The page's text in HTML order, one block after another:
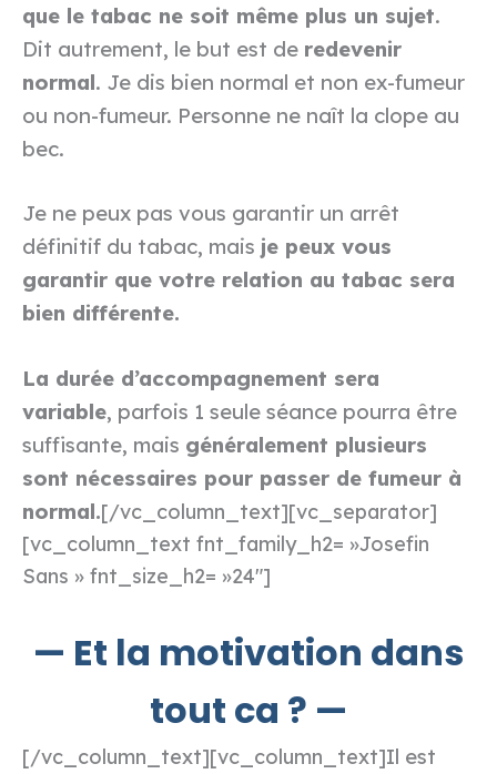
que le tabac ne soit même plus un sujet.
Dit autrement, le but est de redevenir
normal. Je dis bien normal et non ex-fumeur
ou non-fumeur. Personne ne naît la clope au
bec.
Je ne peux pas vous garantir un arrêt
définitif du tabac, mais je peux vous
garantir que votre relation au tabac sera
bien différente.
La durée d’accompagnement sera
variable, parfois 1 seule séance pourra être
suffisante, mais généralement plusieurs
sont nécessaires pour passer de fumeur à
normal.[/vc_column_text][vc_separator]
[vc_column_text fnt_family_h2= »Josefin
Sans » fnt_size_h2= »24″]
— Et la motivation dans
tout ca ? —
[/vc_column_text][vc_column_text]Il est